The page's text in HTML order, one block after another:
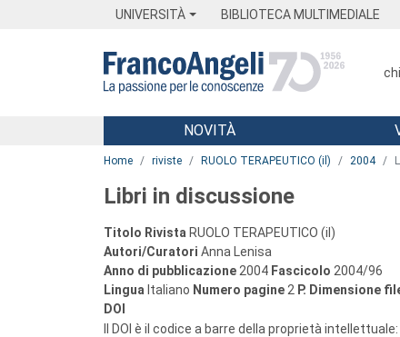
UNIVERSITÀ BIBLIOTECA MULTIMEDIALE
Menu
NOVITÀ
Home riviste RUOLO TERAPEUTICO (il) 2004
Libri in discussione
Titolo Rivista RUOLO TERAPEUTICO (il)
Autori/Curatori Anna Lenisa
Anno di pubblicazione 2004 Fascicolo 2004/96
Lingua Italiano Numero pagine 2 P. Dimensione
DOI
Il DOI è il codice a barre della proprietà